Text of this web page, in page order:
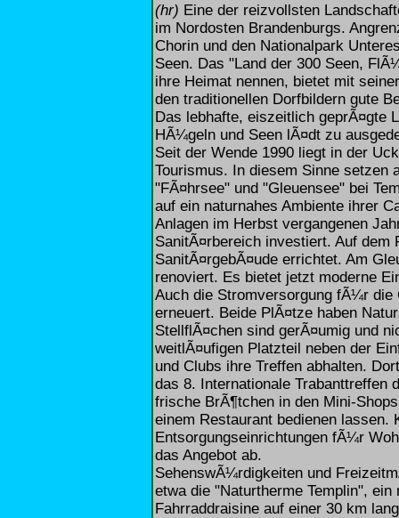
(hr) Eine der reizvollsten
im Nordosten Brandenburgs.
Chorin und den Nationalpark
Seen. Das "Land der 300 Seen,
ihre Heimat nennen, bietet mit
den traditionellen Dorfbildern gute
Das lebhafte, eiszeitlich geprÃ¤gte
HÃ¼geln und Seen lÃ¤dt zu
Seit der Wende 1990 liegt in der
Tourismus. In diesem Sinne setzen
"FÃ¤hrsee" und "Gleuensee" bei
auf ein naturnahes Ambiente ihrer
Anlagen im Herbst vergangenen
SanitÃ¤rbereich investiert. Auf dem
SanitÃ¤rgebÃ¤ude errichtet. Am
renoviert. Es bietet jetzt moderne
Auch die Stromversorgung fÃ¼r die
erneuert. Beide PlÃ¤tze haben
StellflÃ¤chen sind gerÃ¤umig und
weitlÃ¤ufigen Platzteil neben der
und Clubs ihre Treffen abhalten.
das 8. Internationale Trabanttreffen
frische BrÃ¶tchen in den Mini-
einem Restaurant bedienen lassen.
Entsorgungseinrichtungen fÃ¼r
das Angebot ab.
SehenswÃ¼rdigkeiten und
etwa die "Naturtherme Templin",
Fahrraddraisine auf einer 30 km